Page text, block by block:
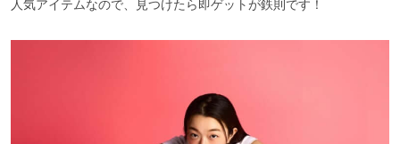
人気アイテムなので、見つけたら即ゲットが鉄則です！